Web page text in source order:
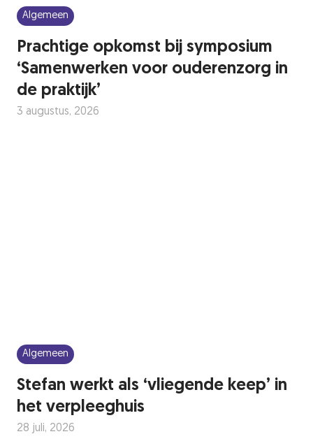
Algemeen
Prachtige opkomst bij symposium
‘Samenwerken voor ouderenzorg in
de praktijk’
3 augustus, 2026
Algemeen
Stefan werkt als ‘vliegende keep’ in
het verpleeghuis
28 juli, 2026